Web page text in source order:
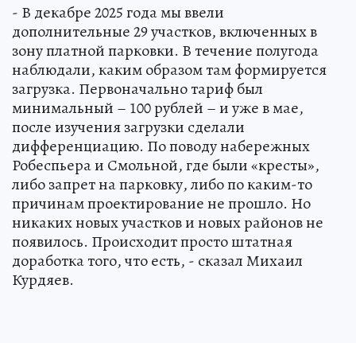
- В декабре 2025 года мы ввели
дополнительные 29 участков, включенных в
зону платной парковки. В течение полугода
наблюдали, каким образом там формируется
загрузка. Первоначально тариф был
минимальный – 100 рублей – и уже в мае,
после изучения загрузки сделали
дифференциацию. По поводу набережных
Робеспьера и Смольной, где были «кресты»,
либо запрет на парковку, либо по каким-то
причинам проектирование не прошло. Но
никаких новых участков и новых районов не
появилось. Происходит просто штатная
доработка того, что есть, - сказал Михаил
Курдяев.